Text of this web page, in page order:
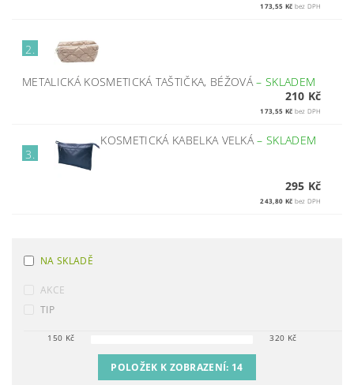
173,55 Kč bez DPH
2.
METALICKÁ KOSMETICKÁ TAŠTIČKA, BÉŽOVÁ– SKLADEM
210 Kč
173,55 Kč bez DPH
3.
KOSMETICKÁ KABELKA VELKÁ–SKLADEM
295 Kč
243,80 Kč bez DPH
NA SKLADĚ
AKCE
TIP
150 Kč 320 Kč
POLOŽEK K ZOBRAZENÍ: 14